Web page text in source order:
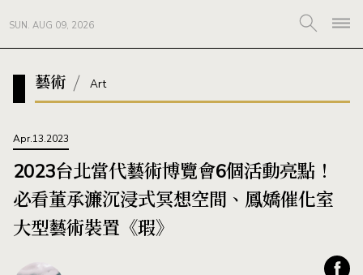
SUN. AUG 09, 2026
藝術 Art
Apr.13.2023
2023台北當代藝術博覽會6個活動亮點！
必看董承濂沉浸式冥想空間、鳳嬌催化室
大型藝術裝置《瑕》